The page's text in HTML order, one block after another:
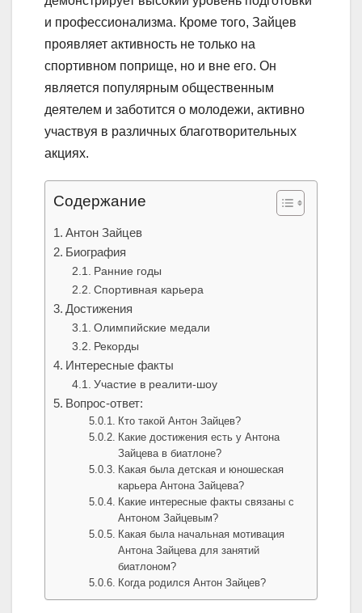
и профессионализма. Кроме того, Зайцев
проявляет активность не только на
спортивном поприще, но и вне его. Он
является популярным общественным
деятелем и заботится о молодежи, активно
участвуя в различных благотворительных
акциях.
Содержание
Антон Зайцев
Биография
Ранние годы
Спортивная карьера
Достижения
Олимпийские медали
Рекорды
Интересные факты
Участие в реалити-шоу
Вопрос-ответ:
Кто такой Антон Зайцев?
Какие достижения есть у Антона
Зайцева в биатлоне?
Какая была детская и юношеская
карьера Антона Зайцева?
Какие интересные факты связаны с
Антоном Зайцевым?
Какая была начальная мотивация
Антона Зайцева для занятий
биатлоном?
Когда родился Антон Зайцев?